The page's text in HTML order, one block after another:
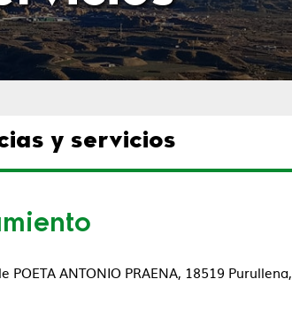
y servicios
POETA ANTONIO PRAENA, 18519 Purullena,